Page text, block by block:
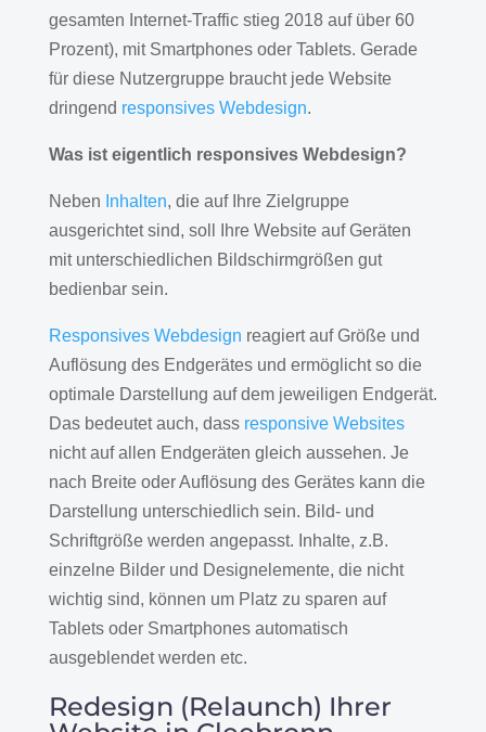
gesamten Internet-Traffic stieg 2018 auf über 60
Prozent), mit Smartphones oder Tablets. Gerade
für diese Nutzergruppe braucht jede Website
dringend responsives Webdesign.
Was ist eigentlich responsives Webdesign?
Neben Inhalten, die auf Ihre Zielgruppe
ausgerichtet sind, soll Ihre Website auf Geräten
mit unterschiedlichen Bildschirmgrößen gut
bedienbar sein.
Responsives Webdesign reagiert auf Größe und
Auflösung des Endgerätes und ermöglicht so die
optimale Darstellung auf dem jeweiligen Endgerät.
Das bedeutet auch, dass responsive Websites
nicht auf allen Endgeräten gleich aussehen. Je
nach Breite oder Auflösung des Gerätes kann die
Darstellung unterschiedlich sein. Bild- und
Schriftgröße werden angepasst. Inhalte, z.B.
einzelne Bilder und Designelemente, die nicht
wichtig sind, können um Platz zu sparen auf
Tablets oder Smartphones automatisch
ausgeblendet werden etc.
Redesign (Relaunch) Ihrer